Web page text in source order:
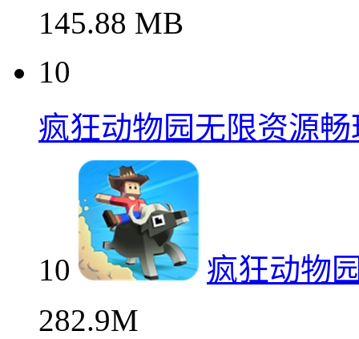
145.88 MB
10
疯狂动物园无限资源畅
10
疯狂动物
282.9M